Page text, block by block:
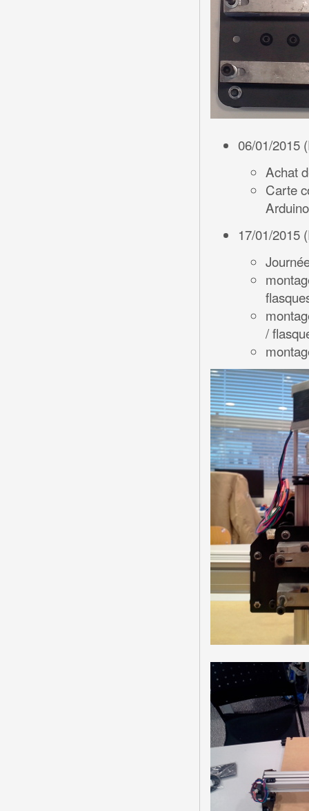
06/01/2015
Achat
Carte
17/01/2015
/